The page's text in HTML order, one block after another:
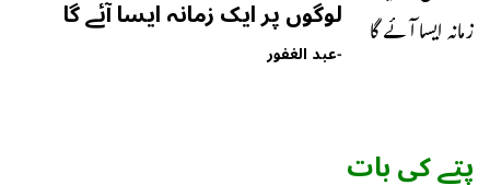
لوگوں پر ایک زمانہ ایسا آئے گا
-عبد الغفور
پتے کی بات